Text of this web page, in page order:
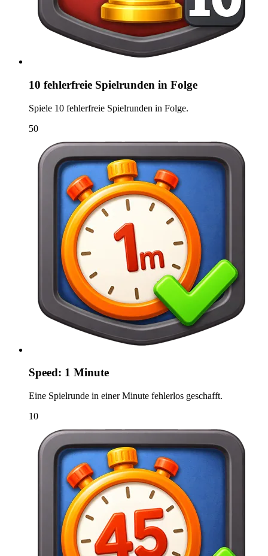
10 fehlerfreie Spielrunden in Folge
Spiele 10 fehlerfreie Spielrunden in Folge.
50
Speed: 1 Minute
Eine Spielrunde in einer Minute fehlerlos geschafft.
10